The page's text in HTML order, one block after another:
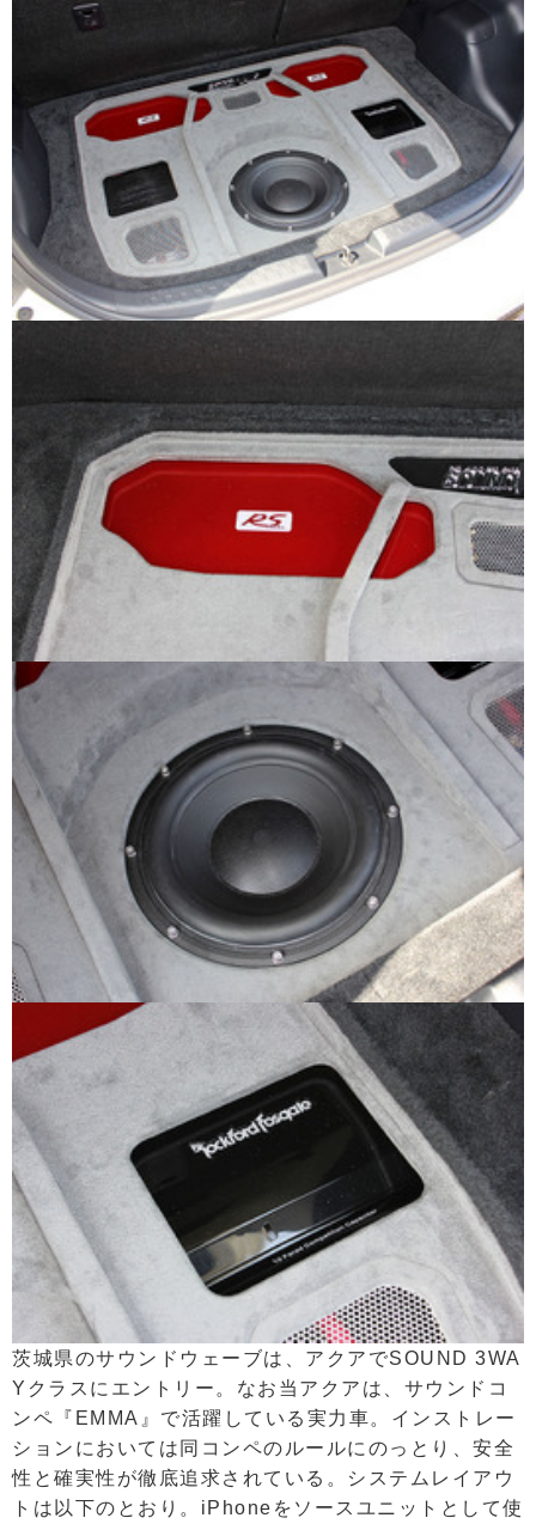
茨城県のサウンドウェーブは、アクアでSOUND 3WA
Yクラスにエントリー。なお当アクアは、サウンドコ
ンペ『EMMA』で活躍している実力車。インストレー
ションにおいては同コンペのルールにのっとり、安全
性と確実性が徹底追求されている。システムレイアウ
トは以下のとおり。iPhoneをソースユニットとして使